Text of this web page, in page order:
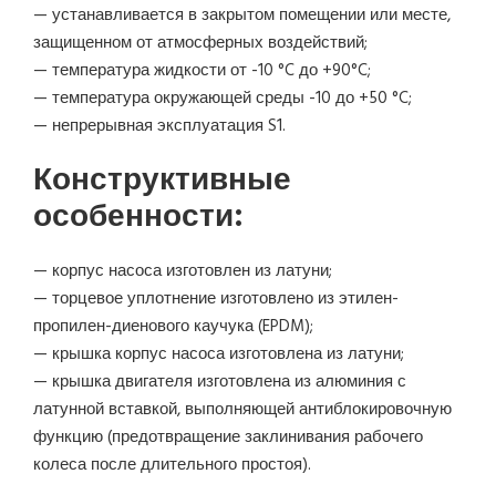
— устанавливается в закрытом помещении или месте,
защищенном от атмосферных воздействий;
— температура жидкости от -10 °C до +90°C;
— температура окружающей среды -10 до +50 °C;
— непрерывная эксплуатация S1.
Конструктивные
особенности:
— корпус насоса изготовлен из латуни;
— торцевое уплотнение изготовлено из этилен-
пропилен-диенового каучука (EPDM);
— крышка корпус насоса изготовлена из латуни;
— крышка двигателя изготовлена из алюминия с
латунной вставкой, выполняющей антиблокировочную
функцию (предотвращение заклинивания рабочего
колеса после длительного простоя).